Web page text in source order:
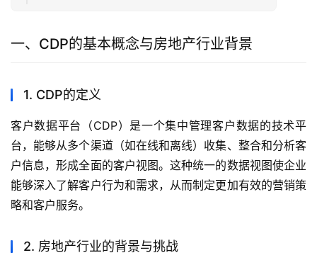
一、CDP的基本概念与房地产行业背景
1. CDP的定义
客户数据平台（CDP）是一个集中管理客户数据的技术平
台，能够从多个渠道（如在线和离线）收集、整合和分析客
户信息，形成全面的客户视图。这种统一的数据视图使企业
能够深入了解客户行为和需求，从而制定更加有效的营销策
略和客户服务。
2. 房地产行业的背景与挑战